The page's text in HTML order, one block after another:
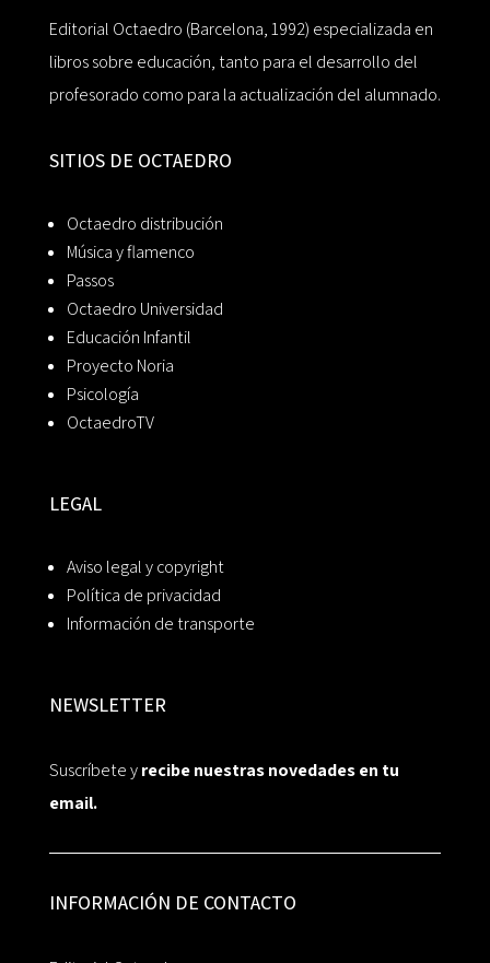
Editorial Octaedro (Barcelona, 1992) especializada en
libros sobre educación, tanto para el desarrollo del
profesorado como para la actualización del alumnado.
SITIOS DE OCTAEDRO
Octaedro distribución
Música y flamenco
Passos
Octaedro Universidad
Educación Infantil
Proyecto Noria
Psicología
OctaedroTV
LEGAL
Aviso legal y copyright
Política de privacidad
Información de transporte
NEWSLETTER
Suscríbete yrecibe nuestras novedades en tu
email.
INFORMACIÓN DE CONTACTO